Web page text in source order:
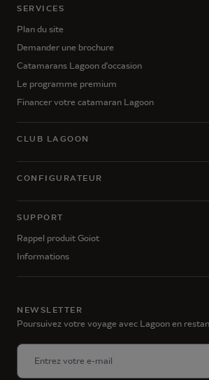
SERVICES
Plan du site
Demander une brochure
Catamarans Lagoon d'occasion
Le programme premium
Financer votre catamaran Lagoon
CLUB LAGOON
CONFIGURATEUR
SUPPORT
Rappel produit Goiot
Informations
NEWSLETTER
Poursuivez votre voyage avec Lagoon en